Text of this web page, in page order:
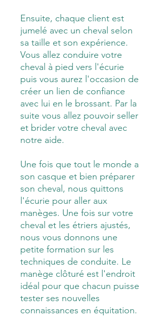
Ensuite, chaque client est
jumelé avec un cheval selon
sa taille et son expérience.
Vous allez conduire votre
cheval à pied vers l'écurie
puis vous aurez l'occasion de
créer un lien de confiance
avec lui en le brossant. Par la
suite vous allez pouvoir seller
et brider votre cheval avec
notre aide.
Une fois que tout le monde a
son casque et bien préparer
son cheval, nous quittons
l'écurie pour aller aux
manèges. Une fois sur votre
cheval et les étriers ajustés,
nous vous donnons une
petite formation sur les
techniques de conduite. Le
manège clôturé est l'endroit
idéal pour que chacun puisse
tester ses nouvelles
connaissances en équitation.